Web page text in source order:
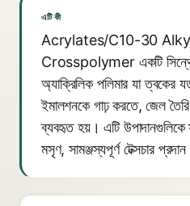
এটি কী
Acrylates/C10-30
Crosspolymer একটি
অ্যাক্রিলিক পলিমার যা ত্বকের
ইমালশনকে গাঢ় করতে, জেল
ব্যবহৃত হয়। এটি উপাদানগুলিকে
মসৃণ, সামঞ্জস্যপূর্ণ টেক্সচার